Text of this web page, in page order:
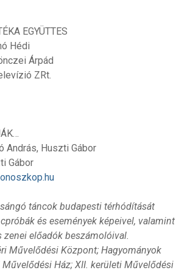
EGYÜTTES
Hédi
Árpád
ZRt.
András, Huszti Gábor
Gábor
táncok budapesti térhódítását
és események képeivel, valamint
zenei előadók beszámolóival.
Művelődési Központ; Hagyományok
Művelődési Ház; XII. kerületi Művelődési